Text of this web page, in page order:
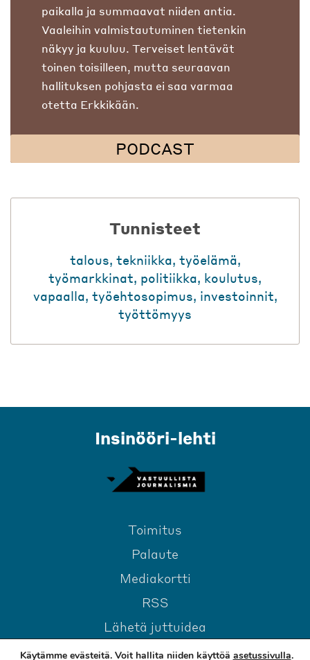
paikalla ja summaavat niiden antia.
Vaaleihin valmistautuminen tietenkin
näkyy ja kuuluu. Terveiset lentävät
toinen toisilleen, mutta seuraavan
hallituksen pohjasta ei saa varmaa
otetta Erkkikään.
PODCAST
Tunnisteet
talous, tekniikka, työelämä,
työmarkkinat, politiikka, koulutus,
vapaalla, työehtosopimus, investoinnit,
työttömyys
Insinööri-lehti
Toimitus
Palaute
Mediakortti
RSS
Lähetä juttuidea
Käytämme evästeitä. Voit hallita niiden käyttöä asetussivulla.